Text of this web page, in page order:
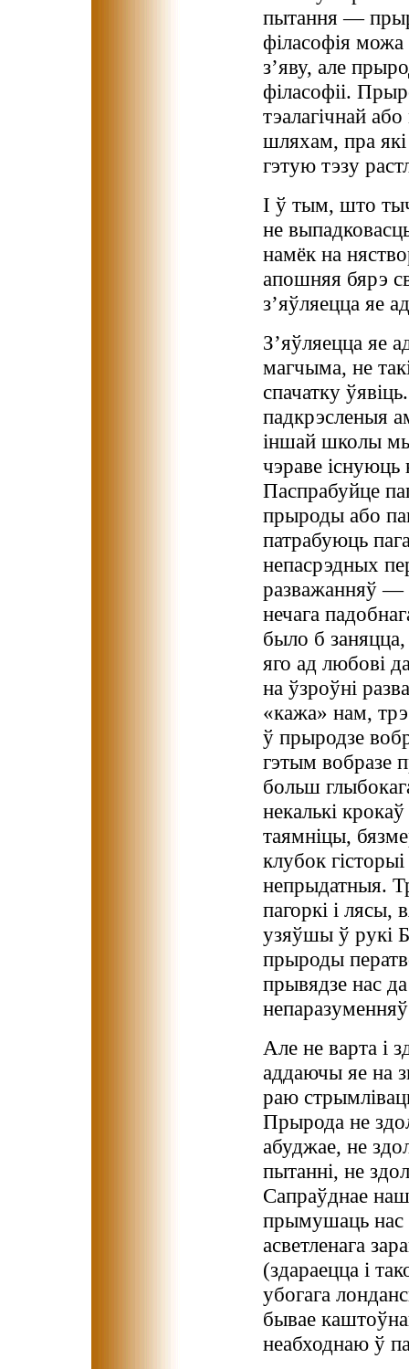
пытання —
філасофія
з’яву, але
філасофіі.
тэалагічнай
шляхам, пра
гэтую тэзу
І ў тым, што
не
намёк на
апошняя бярэ
з’яўляецца яе
З’яўляецца яе
магчыма, не
спачатку
падкрэсленыя
іншай школы
чэраве існуюць
Паспрабуйце
прыроды або
патрабуюць
непасрэдных
разважанняў —
нечага
было б
яго ад любові
на ўзроўні
«кажа» нам,
ў прыродзе
гэтым вобразе
больш
некалькі
таямніцы,
клубок
непрыдатныя.
пагоркі і лясы,
узяўшы ў рукі
прыроды
прывядзе нас
непаразуменняў
Але не варта і
аддаючы яе на
раю
Прырода не
абуджае, не
пытанні, не
Сапраўднае
прымушаць нас
асветленага
(здараецца і
убогага
бывае
неабходнаю ў